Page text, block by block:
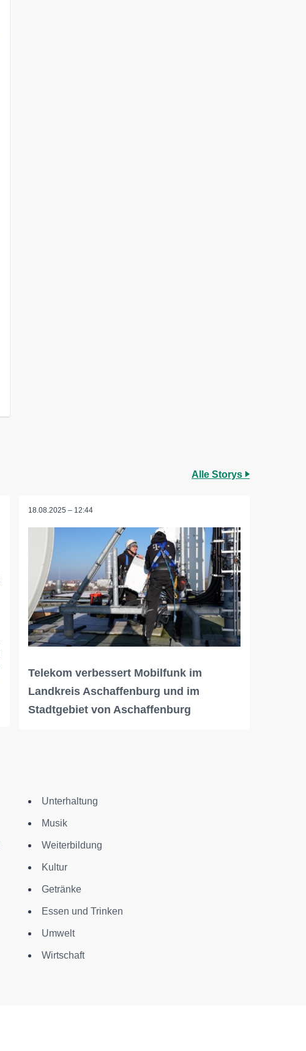
Alle Storys
18.08.2025 – 12:44
Telekom verbessert Mobilfunk im
Landkreis Aschaffenburg und im
Stadtgebiet von Aschaffenburg
Unterhaltung
Musik
Weiterbildung
Kultur
Getränke
Essen und Trinken
Umwelt
Wirtschaft